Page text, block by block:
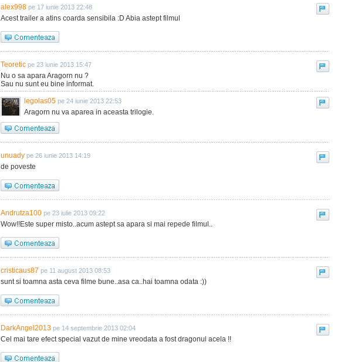
alex998 pe 17 iunie 2013 22:48
Acest trailer a atins coarda sensibila :D Abia astept filmul
Teoretic pe 23 iunie 2013 15:47
Nu o sa apara Aragorn nu ?
Sau nu sunt eu bine informat.
legolas05 pe 24 iunie 2013 22:53
Aragorn nu va aparea in aceasta trilogie.
unuady pe 26 iunie 2013 14:19
de poveste
Andrutza100 pe 23 iulie 2013 09:22
Wow!!Este super misto..acum astept sa apara si mai repede filmul..
cristicaus87 pe 11 august 2013 08:53
sunt si toamna asta ceva filme bune..asa ca..hai toamna odata :))
DarkAngel2013 pe 14 septembrie 2013 02:04
Cel mai tare efect special vazut de mine vreodata a fost dragonul acela !!